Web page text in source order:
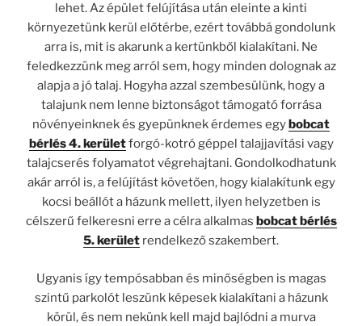
lehet. Az épület felújítása után eleinte a kinti
környezetünk kerül előtérbe, ezért továbbá gondolunk
arra is, mit is akarunk a kertünkből kialakítani. Ne
feledkezzünk meg arról sem, hogy minden dolognak az
alapja a jó talaj. Hogyha azzal szembesülünk, hogy a
talajunk nem lenne biztonságot támogató forrása
növényeinknek és gyepünknek érdemes egybobcat
bérlés 4. kerületforgó-kotró géppel talajjavítási vagy
talajcserés folyamatot végrehajtani. Gondolkodhatunk
akár arról is, a felújítást követően, hogy kialakítunk egy
kocsi beállót a házunk mellett, ilyen helyzetben is
célszerű felkeresni erre a célra alkalmas bobcat bérlés
5. kerület rendelkező szakembert.
Ugyanis így tempósabban és minőségben is magas
szintű parkolót leszünk képesek kialakítani a házunk
körül, és nem nekünk kell majd bajlódni a murva